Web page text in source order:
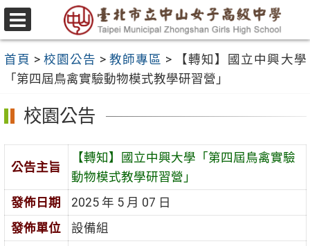
跳
至
要
容
區
選
單
首頁 > 校園公告 > 教師專區 >
【轉知】國立中興大學
「第四屆鳥禽實驗動物模式教學研習營」
校園公告
公告主旨
【轉知】國立中興大學「第四屆鳥禽實驗
動物模式教學研習營」
發佈日期
2025 年 5 月 07 日
發佈單位
設備組